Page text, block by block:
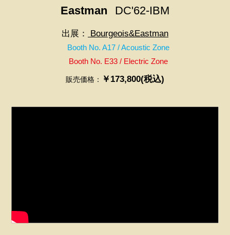
Eastman DC'62-IBM
出展： Bourgeois&Eastman
Booth No. A17 / Acoustic Zone
Booth No. E33 / Electric Zone
販売価格： ￥173,800(税込)